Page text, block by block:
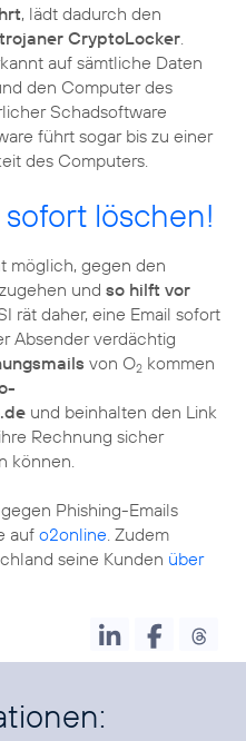
, lädt dadurch den
CryptoLocker
auf sämtliche Daten
den Computer des
Schadsoftware
führt sogar bis zu einer
des Computers.
löschen!
möglich, gegen den
und so hilft vor
rät daher, eine Email sofort
Absender verdächtig
von O2 kommen
und beinhalten den Link
Rechnung sicher
können.
Phishing-Emails
auf o2online . Zudem
seine Kunden über